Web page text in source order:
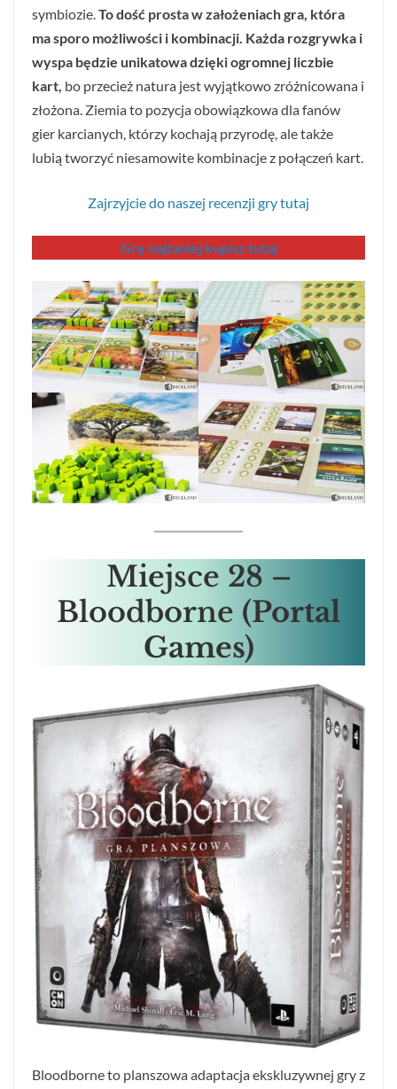
symbiozie.To dość prosta w założeniach gra, która
ma sporo możliwości i kombinacji. Każda rozgrywka i
wyspa będzie unikatowa dzięki ogromnej liczbie
kart, bo przecież natura jest wyjątkowo zróżnicowana i
złożona. Ziemia to pozycja obowiązkowa dla fanów
gier karcianych, którzy kochają przyrodę, ale także
lubią tworzyć niesamowite kombinacje z połączeń kart.
Zajrzyjcie do naszej recenzji gry tutaj
Grę najtaniej kupisz tutaj
Miejsce 28 –
Bloodborne (Portal
Games)
Bloodborne to planszowa adaptacja ekskluzywnej gry z